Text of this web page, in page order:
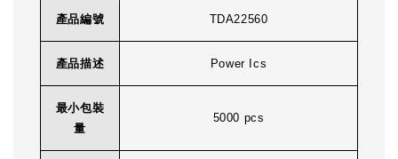
產品編號 TDA22560
產品描述 Power Ics
最小包裝
量
5000 pcs